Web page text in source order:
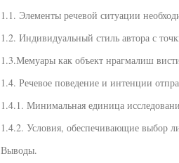
1.1. Элементы речевой ситуации
1.2. Индивидуальный стиль автора с
1.3.Мемуары как объект нрагмалиш
1.4. Речевое поведение и интенции
1.4.1. Минимальная единица
1.4.2. Условия, обеспечивающие выбор
Выводы.